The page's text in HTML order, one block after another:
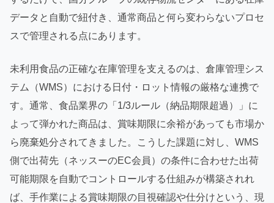
データと自動で紐付き、通常商品と何ら変わらないプロセ
スで管理される点にあります。
未利用食品の正確な在庫管理を支えるのは、倉庫管理シス
テム（WMS）における日付・ロット情報の厳格な連携で
す。通常、食品業界の「1/3ルール（納品期限超過）」に
よって弾かれた商品は、賞味期限に余裕があっても市場か
ら廃棄処分されてきました。こうした課題に対し、WMS
側で出荷先（ネッスーのEC会員）の条件に合わせた出荷
可能期限を自動でコントロールする仕組みが構築されれ
ば、手作業による賞味期限の目視確認や仕分けという、現